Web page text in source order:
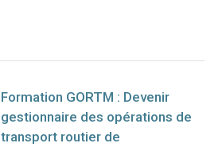
Formation GORTM : Devenir
gestionnaire des opérations de
transport routier de